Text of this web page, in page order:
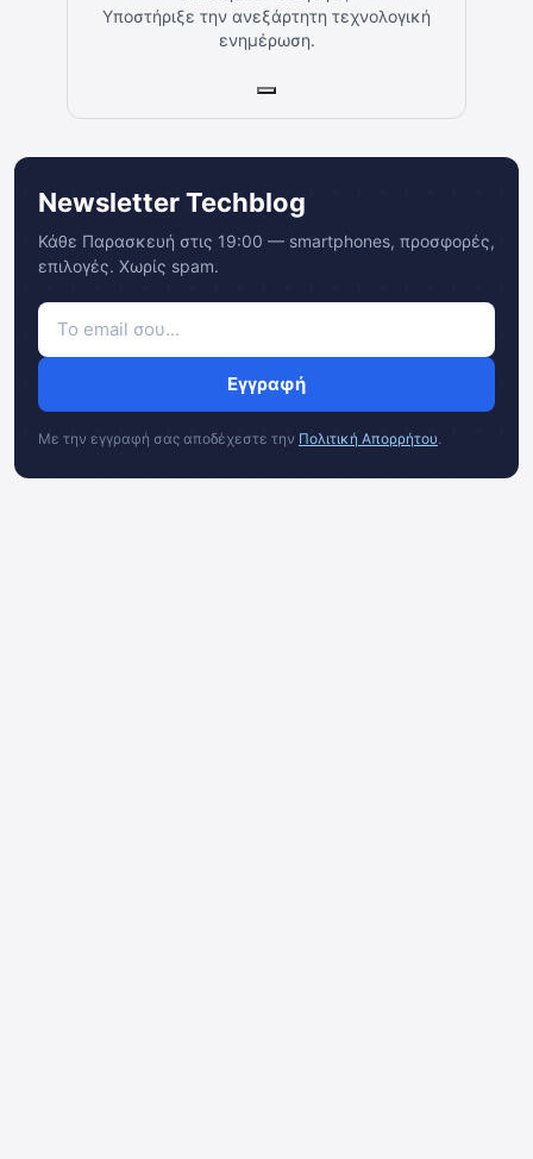
Υποστήριξε την ανεξάρτητη τεχνολογική
ενημέρωση.
Newsletter Techblog
Κάθε Παρασκευή στις 19:00 — smartphones, προσφορές,
επιλογές. Χωρίς spam.
Εγγραφή
Με την εγγραφή σας αποδέχεστε την Πολιτική Απορρήτου.